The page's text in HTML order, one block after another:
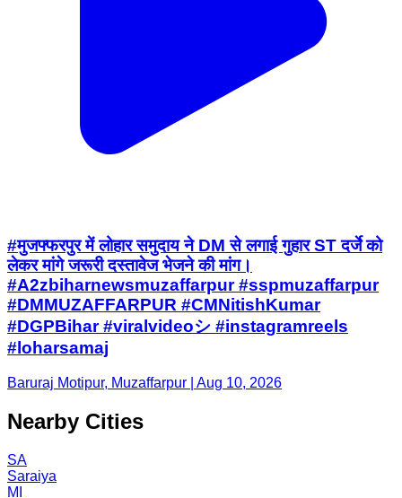
#मुजफ्फरपुर में लोहार समुदाय ने DM से लगाई गुहार ST दर्जे को
लेकर मांगे जरूरी दस्तावेज भेजने की मांग।
#A2zbiharnewsmuzaffarpur #sspmuzaffarpur
#DMMUZAFFARPUR #CMNitishKumar
#DGPBihar #viralvideoシ #instagramreels
#loharsamaj
Baruraj Motipur, Muzaffarpur | Aug 10, 2026
Nearby Cities
SA
Saraiya
MI